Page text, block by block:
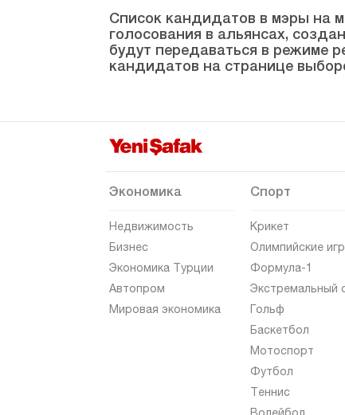
Малатья
Маниса
Мардин
Невшехир
Орду
Османие
Ризе
Список кандидатов в мэры на
голосования в альянсах,
будут передаваться в режиме
кандидатов на странице
Экономика
Недвижимость
Бизнес
Экономика Турции
Автопром
Мировая экономика
Спорт
Крикет
Олимпийские
Формула-1
Экстремальный
Гольф
Баскетбол
Мотоспорт
Футбол
Теннис